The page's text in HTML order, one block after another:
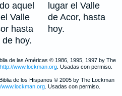
aquel
Valle
hasta
hoy.
lugar el Valle
de Acor, hasta
hoy.
de las Américas © 1986, 1995, 1997 by The
http://www.lockman.org. Usadas con permiso.
de los Hispanos © 2005 by The Lockman
www.lockman.org. Usadas con permiso.